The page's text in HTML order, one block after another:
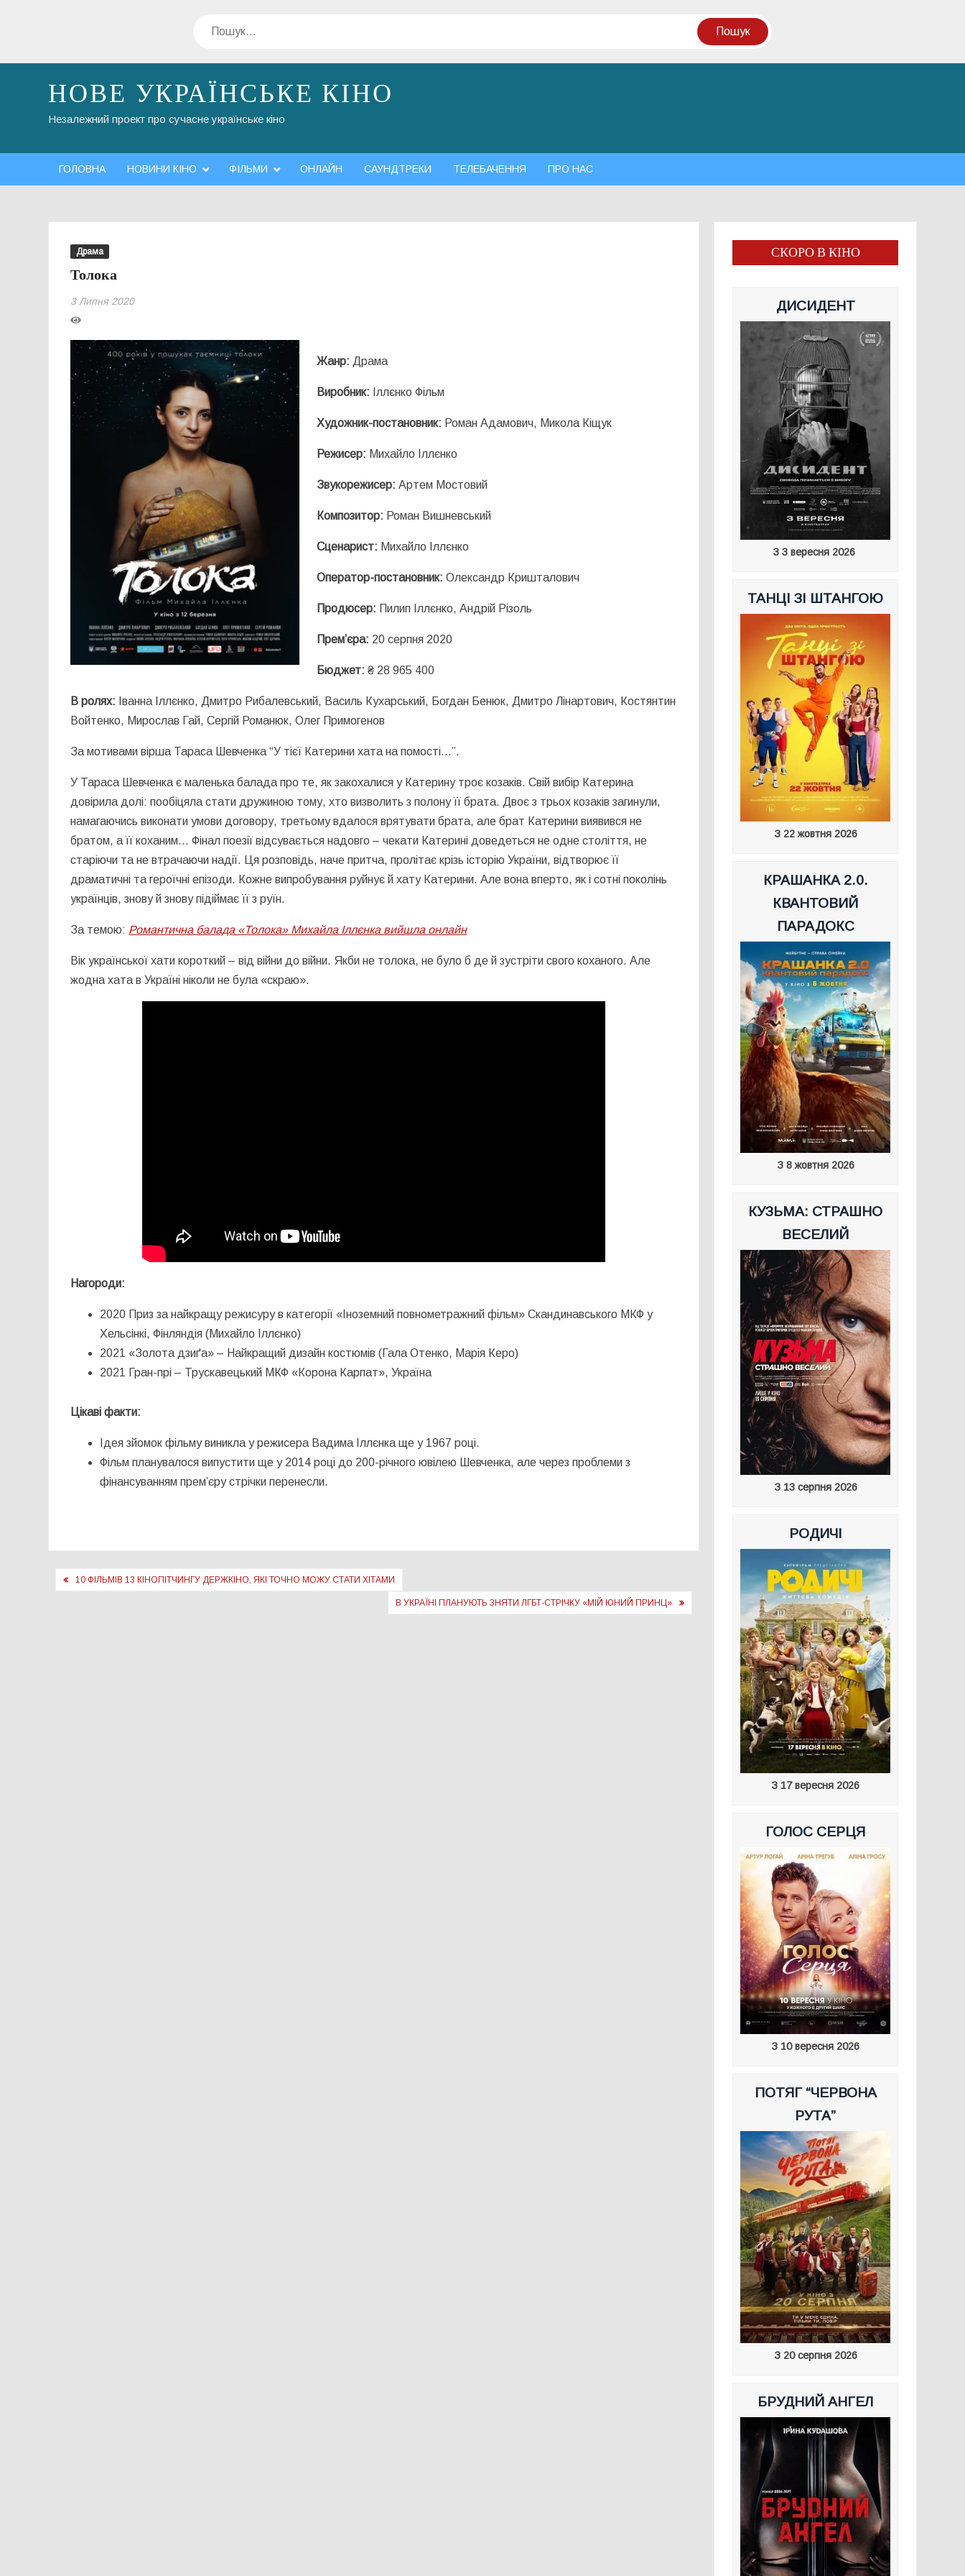
Пошук
НОВЕ УКРАЇНСЬКЕ КІНО
Незалежний проект про сучасне українське кіно
ГОЛОВНА НОВИНИ КІНО ФІЛЬМИ ОНЛАЙН САУНДТРЕКИ ТЕЛЕБАЧЕННЯ ПРО НАС
Драма
Толока
3 Липня 2020
Жанр: Драма
Виробник: Іллєнко Фільм
Художник-постановник: Роман Адамович, Микола Кіщук
Режисер: Михайло Іллєнко
Звукорежисер: Артем Мостовий
Композитор: Роман Вишневський
Сценарист: Михайло Іллєнко
Оператор-постановник: Олександр Кришталович
Продюсер: Пилип Іллєнко, Андрій Різоль
Прем’єра: 20 серпня 2020
Бюджет: ₴ 28 965 400
В ролях: Іванна Іллєнко, Дмитро Рибалевський, Василь Кухарський, Богдан Бенюк, Дмитро Лінартович, Костянтин
Войтенко, Мирослав Гай, Сергій Романюк, Олег Примогенов
За мотивами вірша Тараса Шевченка “У тієї Катерини хата на помості…”.
У Тараса Шевченка є маленька балада про те, як закохалися у Катерину троє козаків. Свій вибір Катерина
довірила долі: пообіцяла стати дружиною тому, хто визволить з полону її брата. Двоє з трьох козаків загинули,
намагаючись виконати умови договору, третьому вдалося врятувати брата, але брат Катерини виявився не
братом, а її коханим… Фінал поезії відсувається надовго – чекати Катерині доведеться не одне століття, не
старіючи та не втрачаючи надії. Ця розповідь, наче притча, пролітає крізь історію України, відтворює її
драматичні та героїчні епізоди. Кожне випробування руйнує й хату Катерини. Але вона вперто, як і сотні поколінь
українців, знову й знову підіймає її з руїн.
За темою: Романтична балада «Толока» Михайла Іллєнка вийшла онлайн
Вік української хати короткий – від війни до війни. Якби не толока, не було б де й зустріти свого коханого. Але
жодна хата в Україні ніколи не була «скраю».
Нагороди:
2020 Приз за найкращу режисуру в категорії «Іноземний повнометражний фільм» Скандинавського МКФ у
Хельсінкі, Фінляндія (Михайло Іллєнко)
2021 «Золота дзиґа» – Найкращий дизайн костюмів (Гала Отенко, Марія Керо)
2021 Гран-прі – Трускавецький МКФ «Корона Карпат», Україна
Цікаві факти:
Ідея зйомок фільму виникла у режисера Вадима Іллєнка ще у 1967 році.
Фільм планувалося випустити ще у 2014 році до 200-річного ювілею Шевченка, але через проблеми з
фінансуванням прем’єру стрічки перенесли.
Навігація
10 ФІЛЬМІВ 13 КІНОПІТЧИНГУ ДЕРЖКІНО, ЯКІ ТОЧНО МОЖУ СТАТИ ХІТАМИ
В УКРАЇНІ ПЛАНУЮТЬ ЗНЯТИ ЛГБТ-СТРІЧКУ «МІЙ ЮНИЙ ПРИНЦ»
СКОРО В КІНО
ДИСИДЕНТ
З 3 вересня 2026
ТАНЦІ ЗІ ШТАНГОЮ
З 22 жовтня 2026
КРАШАНКА 2.0.
КВАНТОВИЙ
ПАРАДОКС
З 8 жовтня 2026
КУЗЬМА: СТРАШНО
ВЕСЕЛИЙ
З 13 серпня 2026
РОДИЧІ
З 17 вересня 2026
ГОЛОС СЕРЦЯ
З 10 вересня 2026
ПОТЯГ “ЧЕРВОНА
РУТА”
З 20 серпня 2026
БРУДНИЙ АНГЕЛ